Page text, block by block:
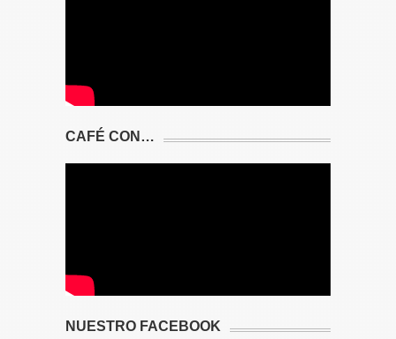
CAFÉ CON…
NUESTRO FACEBOOK